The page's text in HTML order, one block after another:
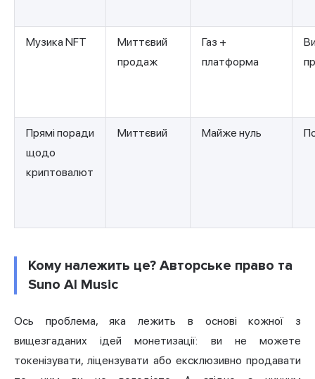
Музика NFT
Миттєвий
продаж
Газ +
платформа
Прямі поради
щодо
криптовалют
Миттєвий Майже нуль
Кому належить це? Авторське право та
Suno AI Music
Ось проблема, яка лежить в основі кожної з
вищезгаданих ідей монетизації: ви не можете
токенізувати, ліцензувати або ексклюзивно продавати